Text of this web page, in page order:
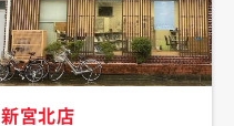
新宮北店